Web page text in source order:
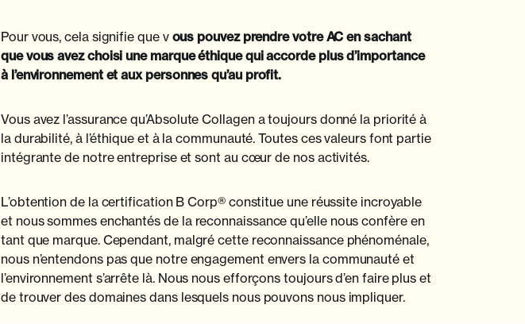
Pour vous, cela signifie que vous pouvez prendre votre AC en sachant
que vous avez choisi une marque éthique qui accorde plus d’importance
à l’environnement et aux personnes qu’au profit.
Vous avez l’assurance qu’Absolute Collagen a toujours donné la priorité à
la durabilité, à l’éthique et à la communauté. Toutes ces valeurs font partie
intégrante de notre entreprise et sont au cœur de nos activités.
L’obtention de la certification B Corp® constitue une réussite incroyable
et nous sommes enchantés de la reconnaissance qu’elle nous confère en
tant que marque. Cependant, malgré cette reconnaissance phénoménale,
nous n’entendons pas que notre engagement envers la communauté et
l’environnement s’arrête là. Nous nous efforçons toujours d’en faire plus et
de trouver des domaines dans lesquels nous pouvons nous impliquer.